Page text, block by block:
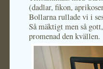
(dadlar, fikon,
Bollarna rullade vi i
Så mäktigt men så
promenad den kvällen.